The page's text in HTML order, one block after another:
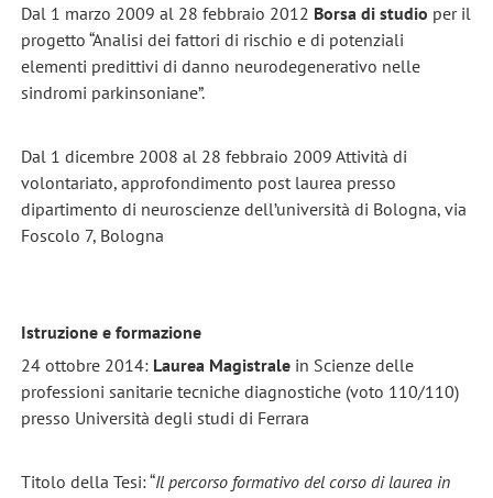
Dal 1 marzo 2009 al 28 febbraio 2012 Borsa di studio per il
progetto “Analisi dei fattori di rischio e di potenziali
elementi predittivi di danno neurodegenerativo nelle
sindromi parkinsoniane”.
Dal 1 dicembre 2008 al 28 febbraio 2009 Attività di
volontariato, approfondimento post laurea presso
dipartimento di neuroscienze dell’università di Bologna, via
Foscolo 7, Bologna
Istruzione e formazione
24 ottobre 2014: Laurea Magistralein Scienze delle
professioni sanitarie tecniche diagnostiche (voto 110/110)
presso Università degli studi di Ferrara
Titolo della Tesi: “Il percorso formativo del corso di laurea in